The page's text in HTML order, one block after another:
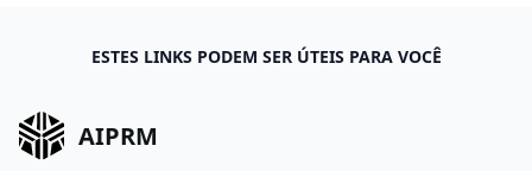
ESTES LINKS PODEM SER ÚTEIS PARA VOCÊ
AIPRM